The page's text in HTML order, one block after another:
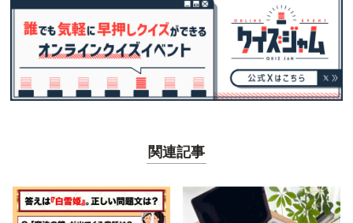
関連記事